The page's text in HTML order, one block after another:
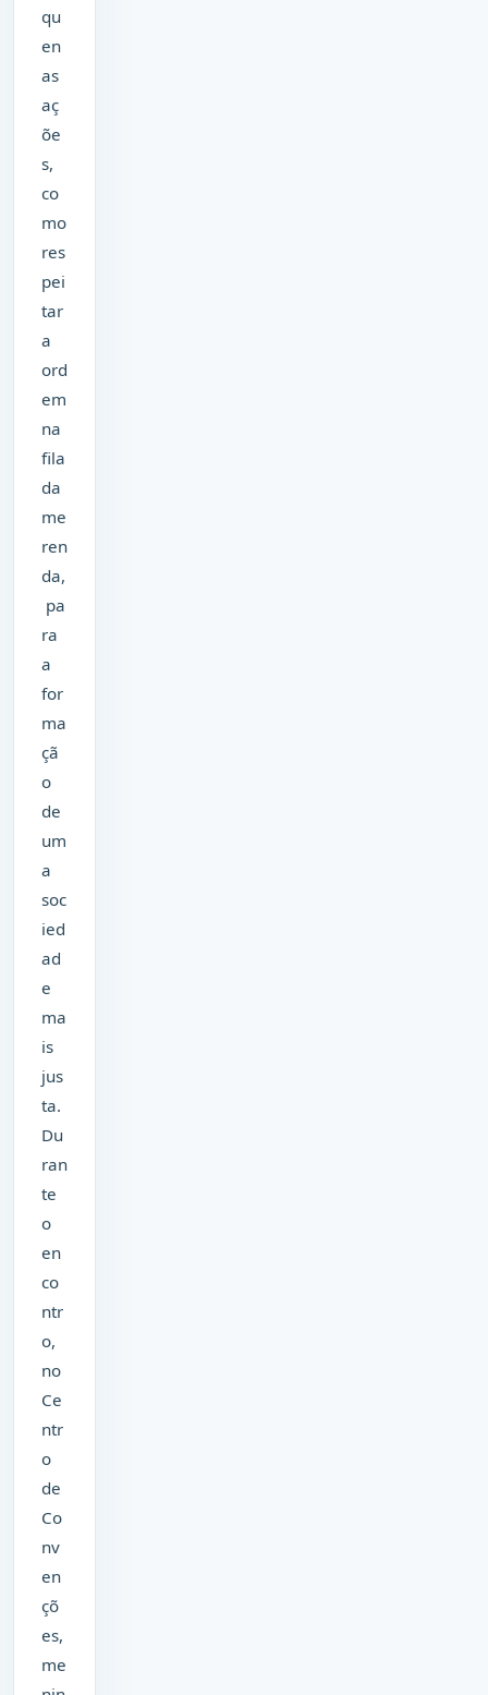
qu
en
as
aç
õe
s,
co
mo
res
pei
tar
a
ord
em
na
fila
da
me
ren
da,
pa
ra
a
for
ma
çã
o
de
um
a
soc
ied
ad
e
ma
is
jus
ta.
Du
ran
te
o
en
co
ntr
o,
no
Ce
ntr
o
de
Co
nv
en
çõ
es,
me